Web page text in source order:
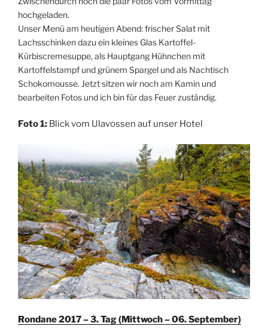
hochgeladen.
Unser Menü am heutigen Abend: frischer Salat mit
Lachsschinken dazu ein kleines Glas Kartoffel-
Kürbiscremesuppe, als Hauptgang Hühnchen mit
Kartoffelstampf und grünem Spargel und als Nachtisch
Schokomousse. Jetzt sitzen wir noch am Kamin und
bearbeiten Fotos und ich bin für das Feuer zuständig.
Foto 1: Blick vom Ulavossen auf unser Hotel
Rondane 2017 – 3. Tag (Mittwoch – 06. September)